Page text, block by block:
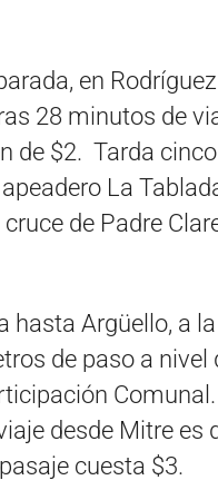
en Rodríguez
28 minutos de
de $2. Tarda
La
de Padre
hasta Argüello, a
de paso a nivel
desde Mitre es
cuesta $3.